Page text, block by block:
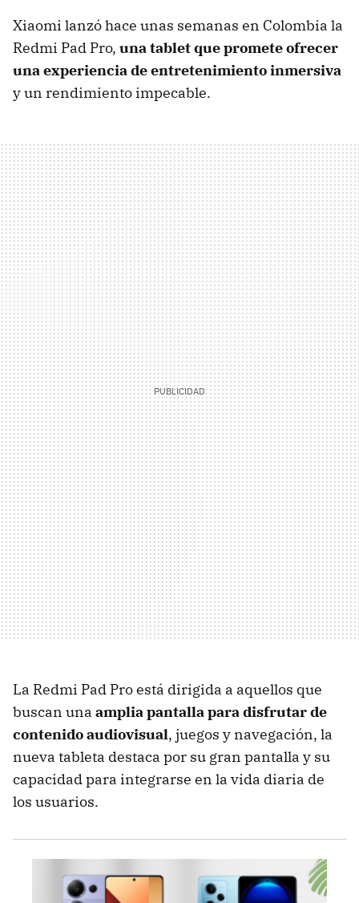
Xiaomi lanzó hace unas semanas en Colombia la
Redmi Pad Pro, una tablet que promete ofrecer
una experiencia de entretenimiento inmersiva
y un rendimiento impecable.
La Redmi Pad Pro está dirigida a aquellos que
buscan una amplia pantalla para disfrutar de
contenido audiovisual, juegos y navegación, la
nueva tableta destaca por su gran pantalla y su
capacidad para integrarse en la vida diaria de
los usuarios.